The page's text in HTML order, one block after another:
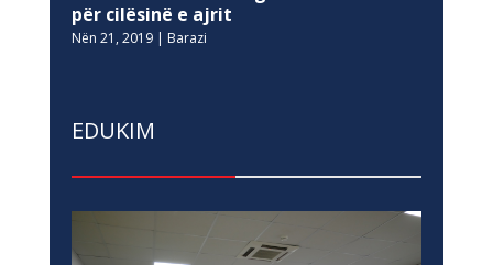
për cilësinë e ajrit
Nën 21, 2019| Barazi
EDUKIM